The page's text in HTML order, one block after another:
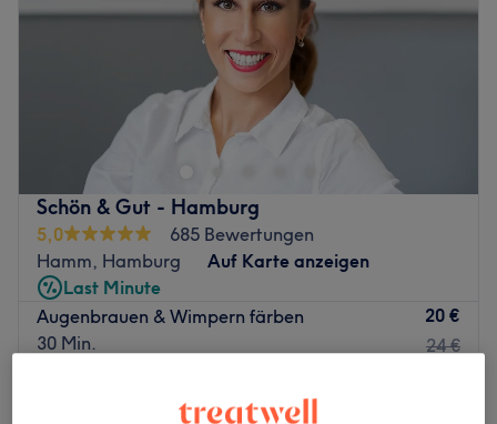
Schön & Gut - Hamburg
5,0
685 Bewertungen
Hamm, Hamburg
Auf Karte anzeigen
Last Minute
Augenbrauen & Wimpern färben
30 Min.
20 €
24 €
einer Gesichtsbehandlung)